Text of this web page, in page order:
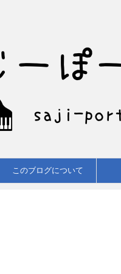
このブログについて